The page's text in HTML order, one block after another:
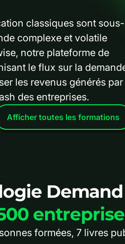
classiques sont sous-
complexe et volatile
notre plateforme de
le flux sur la
les revenus générés
des entreprises.
Afficher toutes les formations
formées, 7 livres